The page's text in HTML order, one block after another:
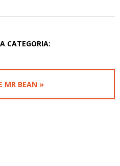
CATEGORIA:
MR BEAN »